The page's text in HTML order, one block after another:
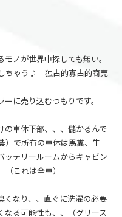
ノが世界中探しても無い。
ちゃう♪ 独占的寡占的商売
に売り込むつもりです。
の車体下部、、、儲かるんで
）で所有の車体は馬糞、牛
ッテリールームからキャビン
これは全車）
くなり、、直ぐに洗濯の必要
なる可能性も、、（グリース